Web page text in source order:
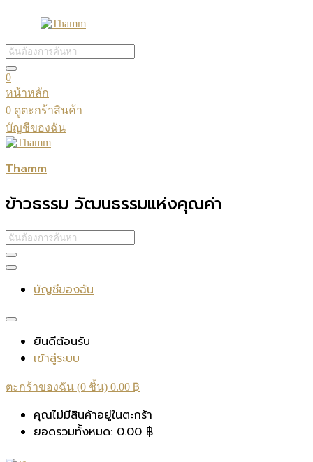
0
หน้าหลัก
0 ดูตะกร้าสินค้า
บัญชีของฉัน
Thamm
ข้าวธรรม วัฒนธรรมแห่งคุณค่า
บัญชีของฉัน
ยินดีต้อนรับ
เข้าสู่ระบบ
ตะกร้าของฉัน (0 ชิ้น) 0.00 ฿
คุณไม่มีสินค้าอยู่ในตะกร้า
ยอดรวมทั้งหมด: 0.00 ฿